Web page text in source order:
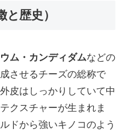
歴史）
ム・カンディダムなどの
させるチーズの総称で
皮はしっかりしていて中
クスチャーが生まれま
ドから強いキノコのよう